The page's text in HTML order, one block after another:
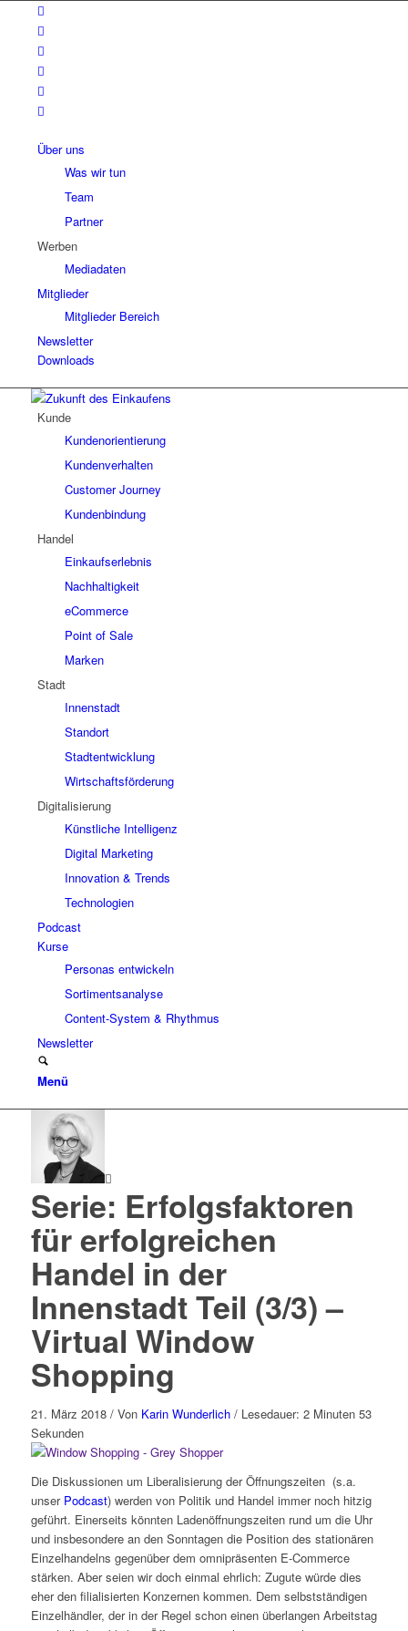
Über uns
Was wir tun
Team
Partner
Werben
Mediadaten
Mitglieder
Mitglieder Bereich
Newsletter
Downloads
Kunde
Kundenorientierung
Kundenverhalten
Customer Journey
Kundenbindung
Handel
Einkaufserlebnis
Nachhaltigkeit
eCommerce
Point of Sale
Marken
Stadt
Innenstadt
Standort
Stadtentwicklung
Wirtschaftsförderung
Digitalisierung
Künstliche Intelligenz
Digital Marketing
Innovation & Trends
Technologien
Podcast
Kurse
Personas entwickeln
Sortimentsanalyse
Content-System & Rhythmus
Newsletter
Menü
Serie: Erfolgsfaktoren
für erfolgreichen
Handel in der
Innenstadt Teil (3/3) –
Virtual Window
Shopping
21. März 2018/ Von Karin Wunderlich/ Lesedauer: 2 Minuten 53
Sekunden
Die Diskussionen um Liberalisierung der Öffnungszeiten (s.a.
unser Podcast) werden von Politik und Handel immer noch hitzig
geführt. Einerseits könnten Ladenöffnungszeiten rund um die Uhr
und insbesondere an den Sonntagen die Position des stationären
Einzelhandelns gegenüber dem omnipräsenten E-Commerce
stärken. Aber seien wir doch einmal ehrlich: Zugute würde dies
eher den filialisierten Konzernen kommen. Dem selbstständigen
Einzelhändler, der in der Regel schon einen überlangen Arbeitstag